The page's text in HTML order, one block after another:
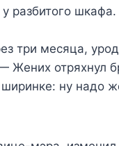
разбитого шкафа.
три месяца,
отряхнул
ну надо